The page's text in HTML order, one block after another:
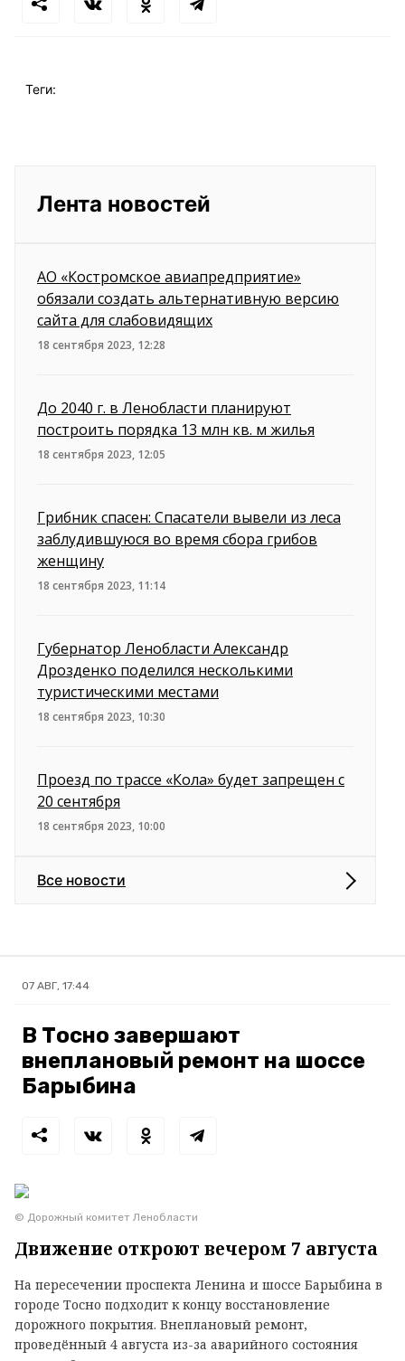
Теги:
Лента новостей
АО «Костромское авиапредприятие»
обязали создать альтернативную версию
сайта для слабовидящих
18 сентября 2023, 12:28
До 2040 г. в Ленобласти планируют
построить порядка 13 млн кв. м жилья
18 сентября 2023, 12:05
Грибник спасен: Спасатели вывели из леса
заблудившуюся во время сбора грибов
женщину
18 сентября 2023, 11:14
Губернатор Ленобласти Александр
Дрозденко поделился несколькими
туристическими местами
18 сентября 2023, 10:30
Проезд по трассе «Кола» будет запрещен с
20 сентября
18 сентября 2023, 10:00
Все новости
07 АВГ, 17:44
В Тосно завершают
внеплановый ремонт на шоссе
Барыбина
© Дорожный комитет Ленобласти
Движение откроют вечером 7 августа
На пересечении проспекта Ленина и шоссе Барыбина в
городе Тосно подходит к концу восстановление
дорожного покрытия. Внеплановый ремонт,
проведённый 4 августа из-за аварийного состояния